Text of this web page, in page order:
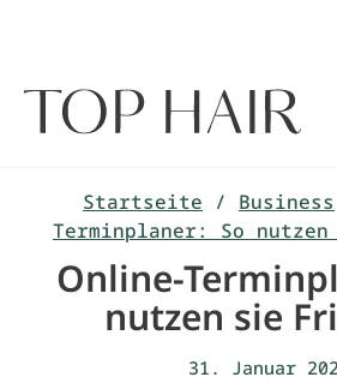
Startseite / Business
Terminplaner: So
Online-
nutzen sie
31. Januar